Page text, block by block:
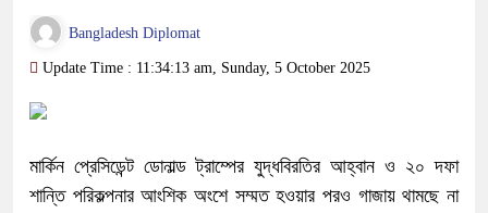
Bangladesh Diplomat
Update Time : 11:34:13 am, Sunday, 5 October 2025
মার্কিন প্রেসিডেন্ট ডোনাল্ড ট্রাম্পের যুদ্ধবিরতির আহ্বান ও ২০ দফা
শান্তি পরিকল্পনার আংশিক অংশে সম্মত হওয়ার পরও গাজায় থামছে না